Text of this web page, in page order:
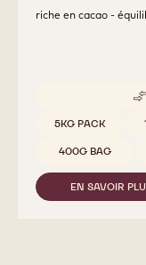
riche en cacao -
Tailles disponibles
5KG PACK
400G BAG
EN SAVOIR
-